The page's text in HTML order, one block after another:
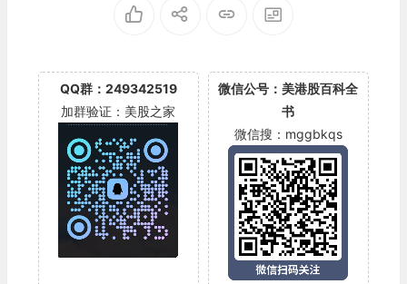
QQ群：249342519
加群验证：美股之家
微信公号：美港股百科全
书
微信搜：mggbkqs